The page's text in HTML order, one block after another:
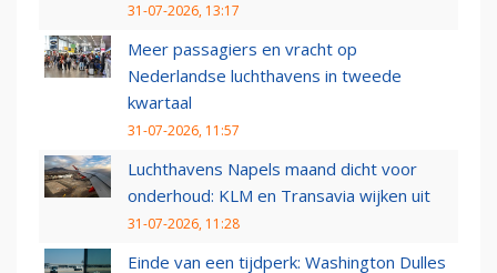
31-07-2026, 13:17
Meer passagiers en vracht op
Nederlandse luchthavens in tweede
kwartaal
31-07-2026, 11:57
Luchthavens Napels maand dicht voor
onderhoud: KLM en Transavia wijken uit
31-07-2026, 11:28
Einde van een tijdperk: Washington Dulles